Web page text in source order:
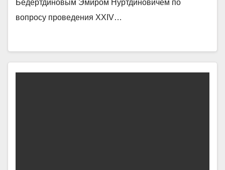
Бедертдиновым Эмиром Нуртдиновичем по
вопросу проведения ХХIV…